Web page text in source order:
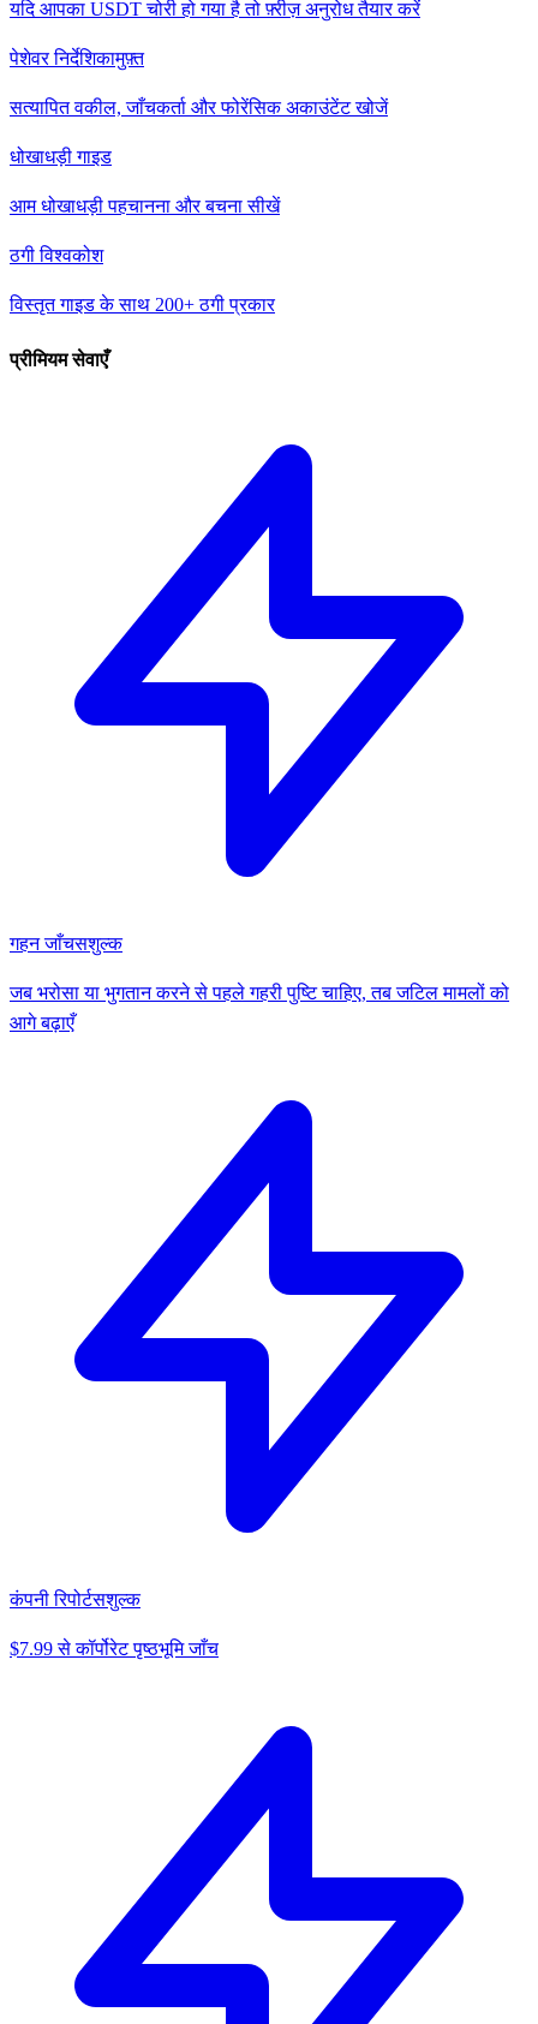
यदि आपका USDT चोरी हो गया है तो फ़्रीज़ अनुरोध तैयार करें
पेशेवर निर्देशिकामुफ़्त
सत्यापित वकील, जाँचकर्ता और फोरेंसिक अकाउंटेंट खोजें
धोखाधड़ी गाइड
आम धोखाधड़ी पहचानना और बचना सीखें
ठगी विश्वकोश
विस्तृत गाइड के साथ 200+ ठगी प्रकार
प्रीमियम सेवाएँ
गहन जाँचसशुल्क
जब भरोसा या भुगतान करने से पहले गहरी पुष्टि चाहिए, तब जटिल मामलों को
आगे बढ़ाएँ
कंपनी रिपोर्टसशुल्क
$7.99 से कॉर्पोरेट पृष्ठभूमि जाँच